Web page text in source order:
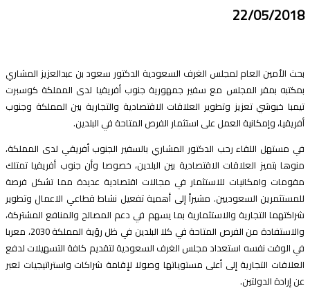
22/05/
الأمين العام لمجلس الغرف السعودية الدكتور سعود بن عبدالعزيز المشاري
بمقر المجلس مع سفير جمهورية جنوب أفريقيا لدى المملكة كوسبرت
خبوشي تعزيز وتطوير العلاقات الاقتصادية والتجارية بين المملكة وجنوب
وإمكانية العمل على استثمار الفرص المتاحة في البلدين.
مستهل اللقاء رحب الدكتور المشاري بالسفير الجنوب أفريقي لدى المملكة،
بتميز العلاقات الاقتصادية بين البلدين، خصوصا وأن جنوب أفريقيا تمتلك
وامكانيات للاستثمار في مجالات اقتصادية عديدة مما تشكل فرصة
السعوديين. مشيراً إلى أهمية تفعيل نشاط قطاعي الاعمال وتطوير
التجارية والاستثمارية بما يسهم في دعم المصالح والمنافع المشتركة،
والاستفادة من الفرص المتاحة في كلا البلدين في ظل رؤية المملكة 2030، معربا
الوقت نفسه استعداد مجلس الغرف السعودية لتقديم كافة التسهيلات لدفع
التجارية إلى أعلى مستوياتها وصولا لإقامة شراكات واستراتيجيات تعبر
إرادة الدولتين.